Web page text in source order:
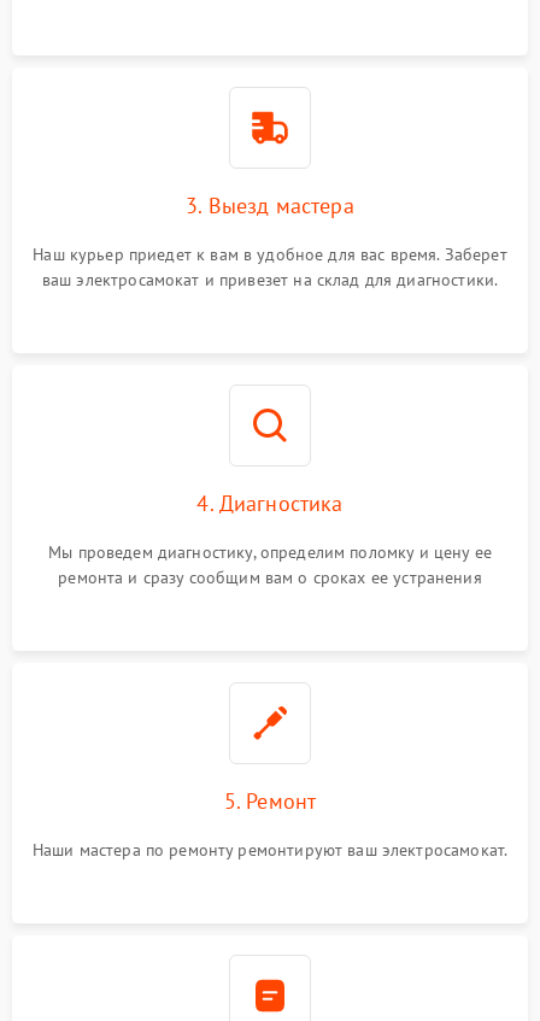
3. Выезд мастера
Наш курьер приедет к вам в удобное для вас время. Заберет
ваш электросамокат и привезет на склад для диагностики.
4. Диагностика
Мы проведем диагностику, определим поломку и цену ее
ремонта и сразу сообщим вам о сроках ее устранения
5. Ремонт
Наши мастера по ремонту ремонтируют ваш электросамокат.